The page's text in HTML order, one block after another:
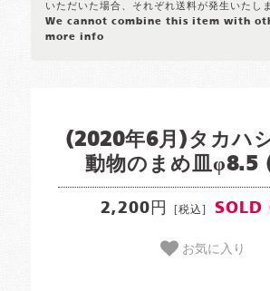
いただいた場合、それぞれ送料が発生いたし
We cannot combine this item with
more info
(2020年6月)タカハ
動物のまめ皿φ8.5
2,200円 [税込] SOLD
お気に入り